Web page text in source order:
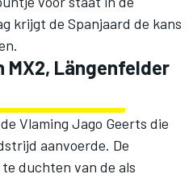
krijgt de Spanjaard de kans
MX2, Längenfelder
Vlaming Jago Geerts die
aanvoerde. De
duchten van de als